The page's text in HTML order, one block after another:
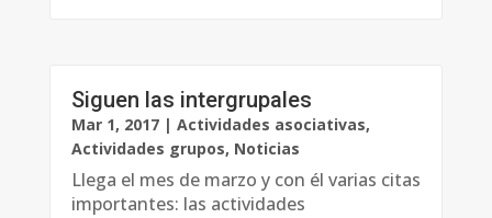
Siguen las intergrupales
Mar 1, 2017| Actividades asociativas,
Actividades grupos, Noticias
Llega el mes de marzo y con él varias citas
importantes: las actividades